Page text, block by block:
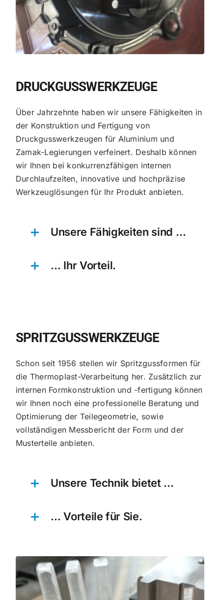
DRUCKGUSSWERKZEUGE
Über Jahrzehnte haben wir unsere Fähigkeiten in
der Konstruktion und Fertigung von
Druckgusswerkzeugen für Aluminium und
Zamak-Legierungen verfeinert. Deshalb können
wir Ihnen bei konkurrenzfähigen internen
Durchlaufzeiten, innovative und hochpräzise
Werkzeuglösungen für Ihr Produkt anbieten.
Unsere Fähigkeiten sind …
… Ihr Vorteil.
SPRITZGUSSWERKZEUGE
Schon seit 1956 stellen wir Spritzgussformen für
die Thermoplast-Verarbeitung her. Zusätzlich zur
internen Formkonstruktion und -fertigung können
wir Ihnen noch eine professionelle Beratung und
Optimierung der Teilegeometrie, sowie
vollständigen Messbericht der Form und der
Musterteile anbieten.
Unsere Technik bietet …
… Vorteile für Sie.